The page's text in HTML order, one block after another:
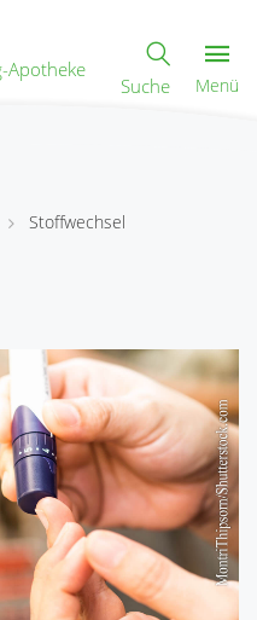
Suche Menü
Stoffwechsel